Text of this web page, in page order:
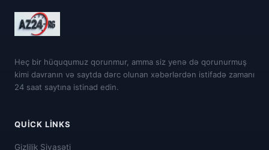
Heç bir hüququmuz qorunmur, amma siz yenə də qorunurmuş
kimi davranın və saytda dərc olunan xəbərlərdən istifadə zamanı
24 saat saytına istinad edin.
QUICK LINKS
Gizlilik Siyasəti